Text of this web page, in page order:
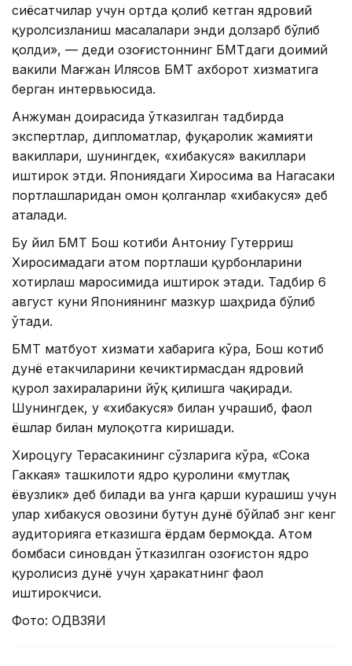
сиёсатчилар учун ортда қолиб кетган ядровий
қуролсизланиш масалалари энди долзарб бўлиб
қолди», — деди Қозоғистоннинг БМТдаги доимий
вакили Мағжан Илясов БМТ ахборот хизматига
берган интервьюсида.
Анжуман доирасида ўтказилган тадбирда
экспертлар, дипломатлар, фуқаролик жамияти
вакиллари, шунингдек, «хибакуся» вакиллари
иштирок этди. Япониядаги Хиросима ва Нагасаки
портлашларидан омон қолганлар «хибакуся» деб
аталади.
Бу йил БМТ Бош котиби Антониу Гутерриш
Хиросимадаги атом портлаши қурбонларини
хотирлаш маросимида иштирок этади. Тадбир 6
август куни Япониянинг мазкур шаҳрида бўлиб
ўтади.
БМТ матбуот хизмати хабарига кўра, Бош котиб
дунё етакчиларини кечиктирмасдан ядровий
қурол захираларини йўқ қилишга чақиради.
Шунингдек, у «хибакуся» билан учрашиб, фаол
ёшлар билан мулоқотга киришади.
Хироцугу Терасакининг сўзларига кўра, «Сока
Гаккая» ташкилоти ядро қуролини «мутлақ
ёвузлик» деб билади ва унга қарши курашиш учун
улар хибакуся овозини бутун дунё бўйлаб энг кенг
аудиторияга етказишга ёрдам бермоқда. Атом
бомбаси синовдан ўтказилган Қозоғистон ядро
қуролисиз дунё учун ҳаракатнинг фаол
иштирокчиси.
Фото: ОДВЗЯИ